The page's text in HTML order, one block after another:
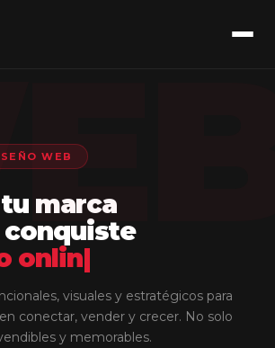
WEB
marca
come
visuales y estratégicos para
conectar, vender y crecer. No solo
y memorables.